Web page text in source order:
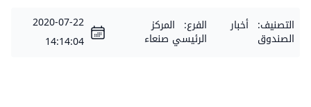
التصنيف: أخبار
الصندوق
الفرع: المركز
الرئيسي صنعاء
2020-07-22
14:14:04